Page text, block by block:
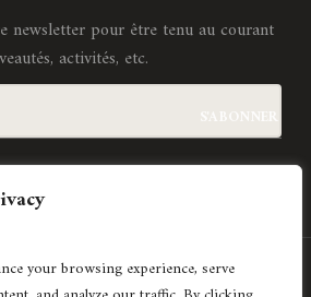
your browsing experience, serve
newsletter pour être tenu au courant
activités, etc.
Agence Lyonnaise © Copyright 2021